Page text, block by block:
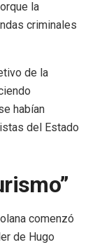
la
criminales
de la
habían
del Estado
comenzó
de Hugo